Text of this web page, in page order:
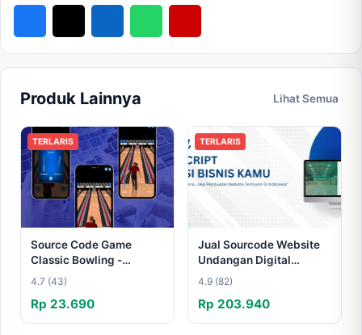
Produk Lainnya Lihat Semua
TERLARIS
Source Code Game
Classic Bowling -
HTML5: Wujudkan Game
4.7 (43)
Rp 23.690
TERLARIS
Jual Sourcode Website
Undangan Digital
SiDoiNikah V4
4.9 (82)
Rp 203.940